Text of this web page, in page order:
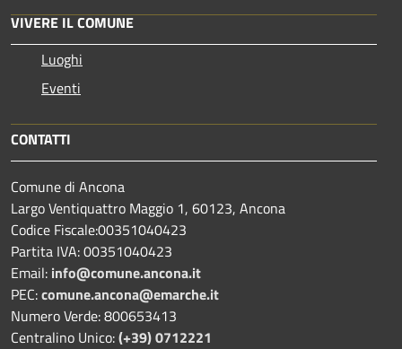
VIVERE IL COMUNE
Luoghi
Eventi
CONTATTI
Comune di Ancona
Largo Ventiquattro Maggio 1, 60123, Ancona
Codice Fiscale:00351040423
Partita IVA: 00351040423
Email: info@comune.ancona.it
PEC:comune.ancona@emarche.it
Numero Verde: 800653413
Centralino Unico:(+39) 0712221